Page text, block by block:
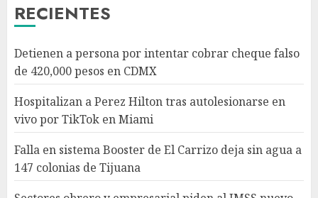
RECIENTES
Detienen a persona por intentar cobrar cheque falso
de 420,000 pesos en CDMX
Hospitalizan a Perez Hilton tras autolesionarse en
vivo por TikTok en Miami
Falla en sistema Booster de El Carrizo deja sin agua a
147 colonias de Tijuana
4
Sectores obrero y empresarial
piden al IMSS nuevo hospital
en Guanajuato
AGOSTO 6, 2026
Ramírez Marín aspira a la
presidencia del Senado pero
respeta decisión de Morena